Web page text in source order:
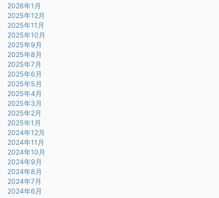
2026年1月
2025年12月
2025年11月
2025年10月
2025年9月
2025年8月
2025年7月
2025年6月
2025年5月
2025年4月
2025年3月
2025年2月
2025年1月
2024年12月
2024年11月
2024年10月
2024年9月
2024年8月
2024年7月
2024年6月